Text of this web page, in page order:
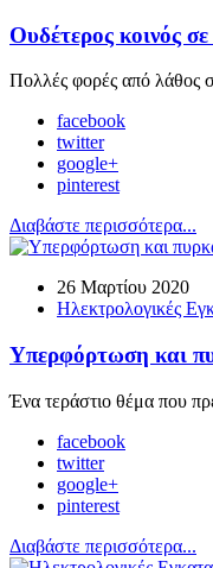
Ουδέτερος κοινός
Πολλές φορές από λάθος
facebook
twitter
google+
pinterest
Διαβάστε περισσότερα...
26 Μαρτίου 2020
Ηλεκτρολογικές
Υπερφόρτωση και
Ένα τεράστιο θέμα που
facebook
twitter
google+
pinterest
Διαβάστε περισσότερα...